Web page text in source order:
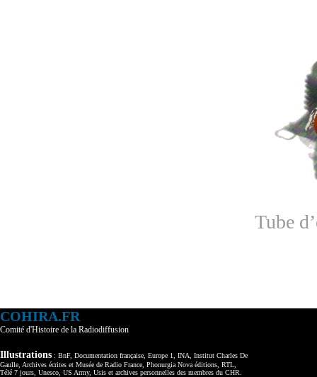
Tube
COHIRA.FR
Comité d'Histoire de la Radiodiffusion
Illustrations : BnF, Documentation française, Europe 1, INA, Institut Charles De
Gaulle, Archives écrites et Musée de Radio France, Phonurgia Nova éditions, RTL,
Télé 7 jours, Unesco, US Army, Usis et archives personnelles des membres du CHR.